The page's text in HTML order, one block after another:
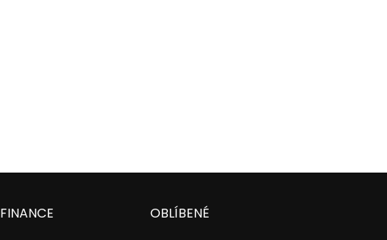
FINANCE
OBLÍBENÉ